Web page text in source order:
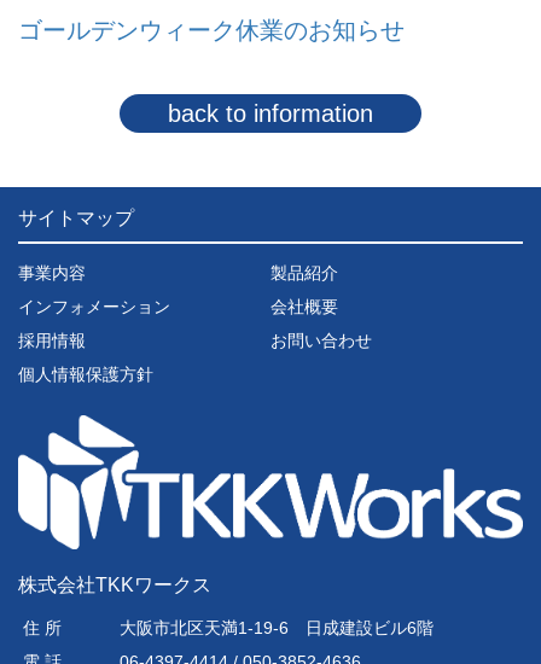
ゴールデンウィーク休業のお知らせ
back to information
サイトマップ
事業内容
製品紹介
インフォメーション
会社概要
採用情報
お問い合わせ
個人情報保護方針
株式会社TKKワークス
住 所
大阪市北区天満1-19-6 日成建設ビル6階